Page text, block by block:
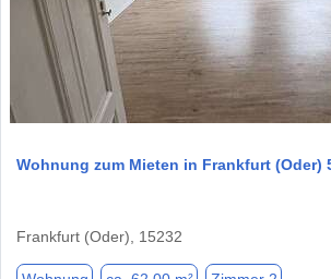
Wohnung zum Mieten in Frankfurt (Oder)
Frankfurt (Oder), 15232